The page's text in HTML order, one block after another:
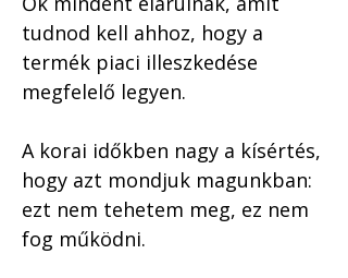
tudnod kell ahhoz, hogy a
termék piaci illeszkedése
megfelelő legyen.
A korai időkben nagy a kísértés,
hogy azt mondjuk magunkban:
ezt nem tehetem meg, ez nem
fog működni.